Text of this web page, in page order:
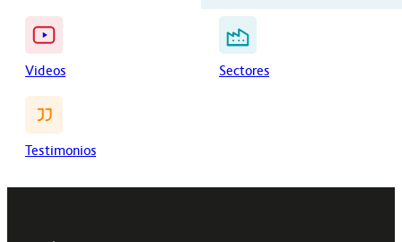
Videos Sectores
Testimonios